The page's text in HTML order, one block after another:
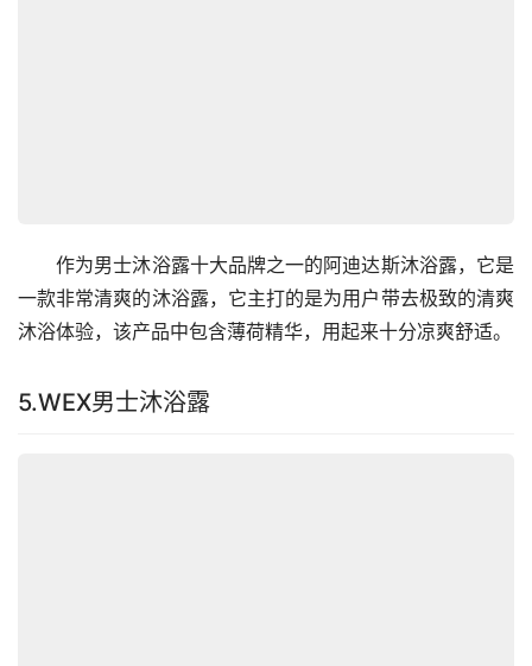
作为男士沐浴露十大品牌之一的阿迪达斯沐浴露，它是
一款非常清爽的沐浴露，它主打的是为用户带去极致的清爽
沐浴体验，该产品中包含薄荷精华，用起来十分凉爽舒适。
5.WEX男士沐浴露